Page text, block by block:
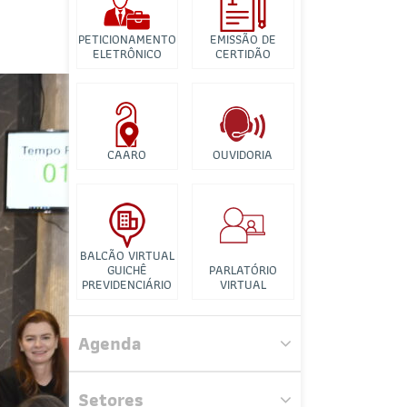
Banco de Imagens
Tutorial para
Videconferência
PETICIONAMENTO
ELETRÔNICO
EMISSÃO DE
CERTIDÃO
CAARO OUVIDORIA
BALCÃO VIRTUAL
GUICHÊ
PREVIDENCIÁRIO
PARLATÓRIO
VIRTUAL
Agenda
Setores
Comissão Gestora do Escritório
Corporativo